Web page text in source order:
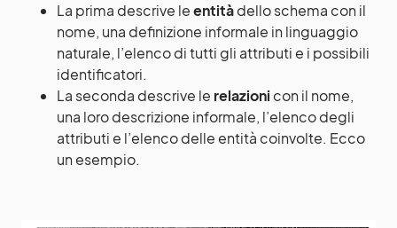
La prima descrive leentitàdello schema con il
nome, una definizione informale in linguaggio
naturale, l’elenco di tutti gli attributi e i possibili
identificatori.
La seconda descrive le relazioni con il nome,
una loro descrizione informale, l’elenco degli
attributi e l’elenco delle entità coinvolte. Ecco
un esempio.